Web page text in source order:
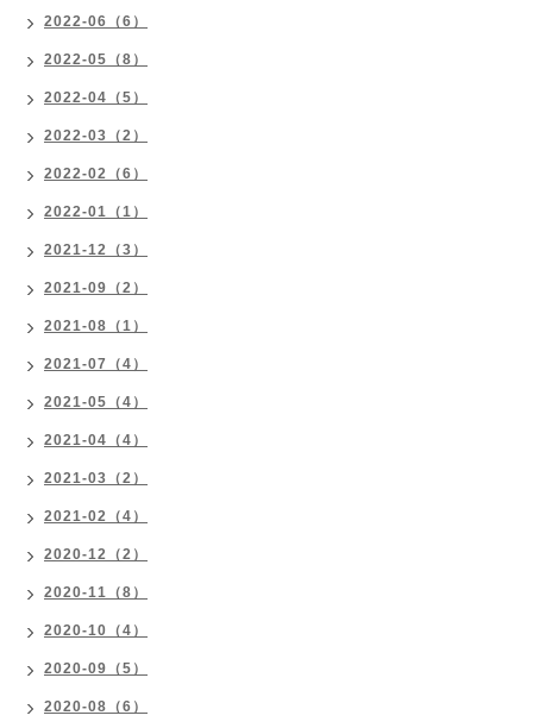
2022-06（6）
2022-05（8）
2022-04（5）
2022-03（2）
2022-02（6）
2022-01（1）
2021-12（3）
2021-09（2）
2021-08（1）
2021-07（4）
2021-05（4）
2021-04（4）
2021-03（2）
2021-02（4）
2020-12（2）
2020-11（8）
2020-10（4）
2020-09（5）
2020-08（6）